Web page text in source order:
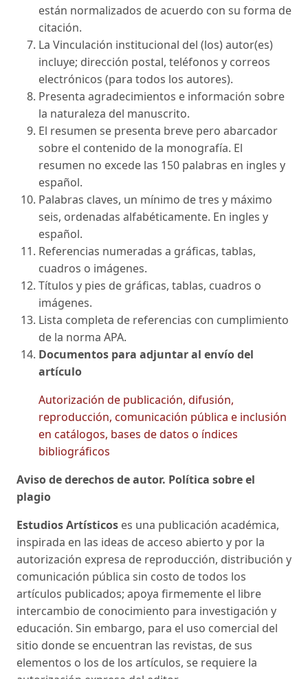
están normalizados de acuerdo con su forma de
citación.
La Vinculación institucional del (los) autor(es)
incluye; dirección postal, teléfonos y correos
electrónicos (para todos los autores).
Presenta agradecimientos e información sobre
la naturaleza del manuscrito.
El resumen se presenta breve pero abarcador
sobre el contenido de la monografía. El
resumen no excede las 150 palabras en ingles y
español.
Palabras claves, un mínimo de tres y máximo
seis, ordenadas alfabéticamente. En ingles y
español.
Referencias numeradas a gráficas, tablas,
cuadros o imágenes.
Títulos y pies de gráficas, tablas, cuadros o
imágenes.
Lista completa de referencias con cumplimiento
de la norma APA.
Documentos para adjuntar al envío del
artículo
Autorización de publicación, difusión,
reproducción, comunicación pública e inclusión
en catálogos, bases de datos o índices
bibliográficos
Aviso de derechos de autor. Política sobre el
plagio
Estudios Artísticos es una publicación académica,
inspirada en las ideas de acceso abierto y por la
autorización expresa de reproducción, distribución y
comunicación pública sin costo de todos los
artículos publicados; apoya firmemente el libre
intercambio de conocimiento para investigación y
educación. Sin embargo, para el uso comercial del
sitio donde se encuentran las revistas, de sus
elementos o los de los artículos, se requiere la